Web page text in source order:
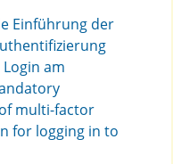
Einführung der
am
multi-factor
for logging in to